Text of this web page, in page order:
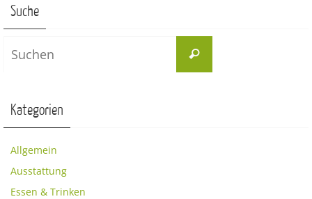
Suche
Suchen
Kategorien
Allgemein
Ausstattung
Essen & Trinken